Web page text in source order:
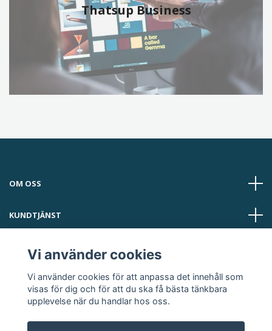
Thatsup Business
OM OSS
KUNDTJÄNST
LÄS MER
Sociala medier
Vi använder cookies
Vi använder cookies för att anpassa det innehåll som
visas för dig och för att du ska få bästa tänkbara
upplevelse när du handlar hos oss.